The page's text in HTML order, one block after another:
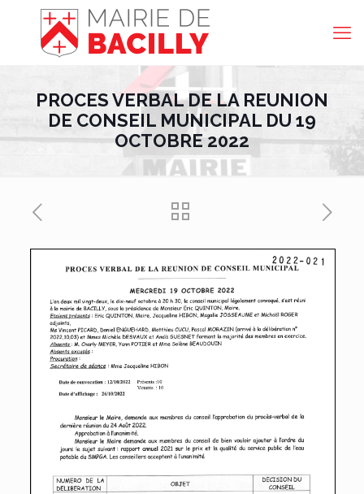
PROCES VERBAL DE LA REUNION
DE CONSEIL MUNICIPAL DU 19
OCTOBRE 2022